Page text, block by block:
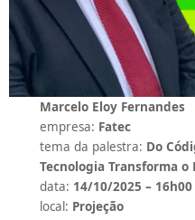
Marcelo Eloy Fernandes
empresa: Fatec
tema da palestra: Do
Tecnologia Transforma o
data: 14/10/2025 – 16h00
local: Projeção